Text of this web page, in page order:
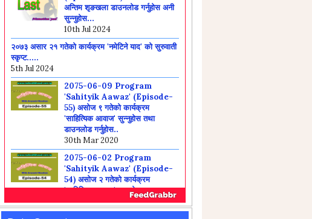
२०७३ असार २१ गतेको कार्यक्रम 'नमेटिने याद' को सुरुवाती
स्कृप्ट.....
2075-06-09 Program
'साहित्यिक आवाज' सुन्नुहोस तथा
डाउनलोड गर्नुहोस..
30th Mar 2020
2075-06-02 Program
'Sahityik Aawaz' (Episode-
54) असोज २ गतेको कार्यक्रम
'साहित्यिक आवाज' सुन्नुहोस तथा
डाउनलोड गर्नुहोस...
30th Mar 2020
2075-05-26 Program
'Sahityik Aawaz' (Episode-
53) भाद्र २६ गतेको कार्यक्रम